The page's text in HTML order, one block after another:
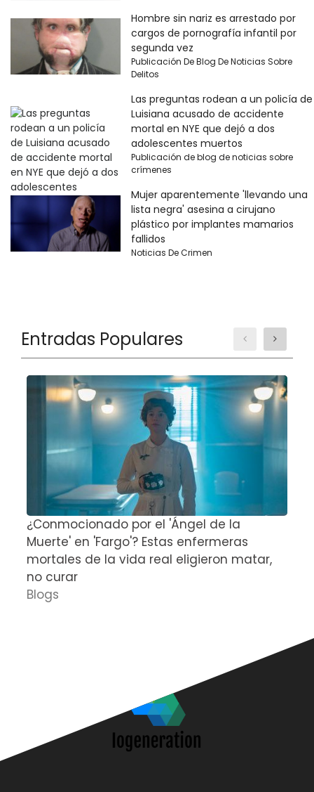
Hombre sin nariz es arrestado por
cargos de pornografía infantil por
segunda vez
Publicación De Blog De Noticias Sobre
Delitos
Las preguntas rodean a un policía de
Luisiana acusado de accidente
mortal en NYE que dejó a dos
adolescentes muertos
Publicación de blog de noticias sobre
crímenes
Mujer aparentemente 'llevando una
lista negra' asesina a cirujano
plástico por implantes mamarios
fallidos
Noticias De Crimen
Entradas Populares
¿Conmocionado por el 'Ángel de la
Muerte' en 'Fargo'? Estas enfermeras
mortales de la vida real eligieron matar,
no curar
Blogs